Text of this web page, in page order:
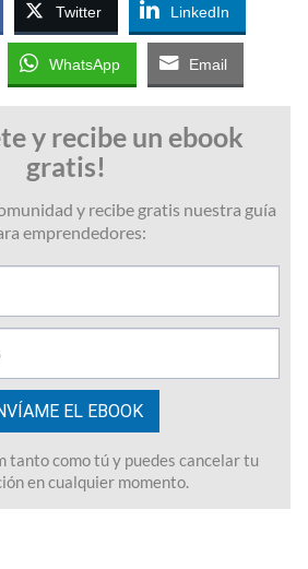
Twitter LinkedIn
WhatsApp Email